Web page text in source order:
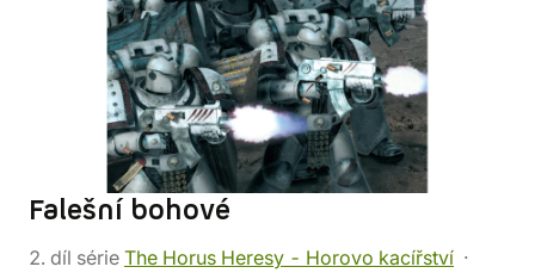
Falešní bohové
2. díl série The Horus Heresy - Horovo kacířství